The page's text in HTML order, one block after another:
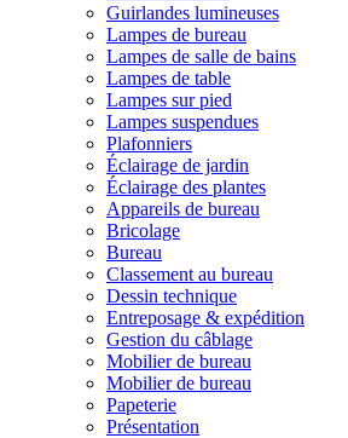
Guirlandes lumineuses
Lampes de bureau
Lampes de salle de bains
Lampes de table
Lampes sur pied
Lampes suspendues
Plafonniers
Éclairage de jardin
Éclairage des plantes
Appareils de bureau
Bricolage
Bureau
Classement au bureau
Dessin technique
Entreposage & expédition
Gestion du câblage
Mobilier de bureau
Mobilier de bureau
Papeterie
Présentation